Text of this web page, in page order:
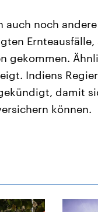
auch noch
gekommen.
Indiens
damit
können.